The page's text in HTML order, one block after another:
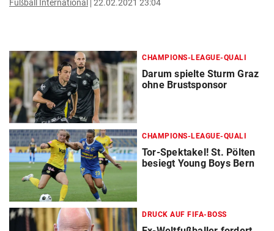
Fußball International 22.02.2021 23:04
CHAMPIONS-LEAGUE-QUALI
Darum spielte Sturm Graz
ohne Brustsponsor
CHAMPIONS-LEAGUE-QUALI
Tor-Spektakel! St. Pölten
besiegt Young Boys Bern
DRUCK AUF FIFA-BOSS